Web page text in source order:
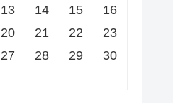
13 14 15
16
20 21 22
23
27 28 29
30